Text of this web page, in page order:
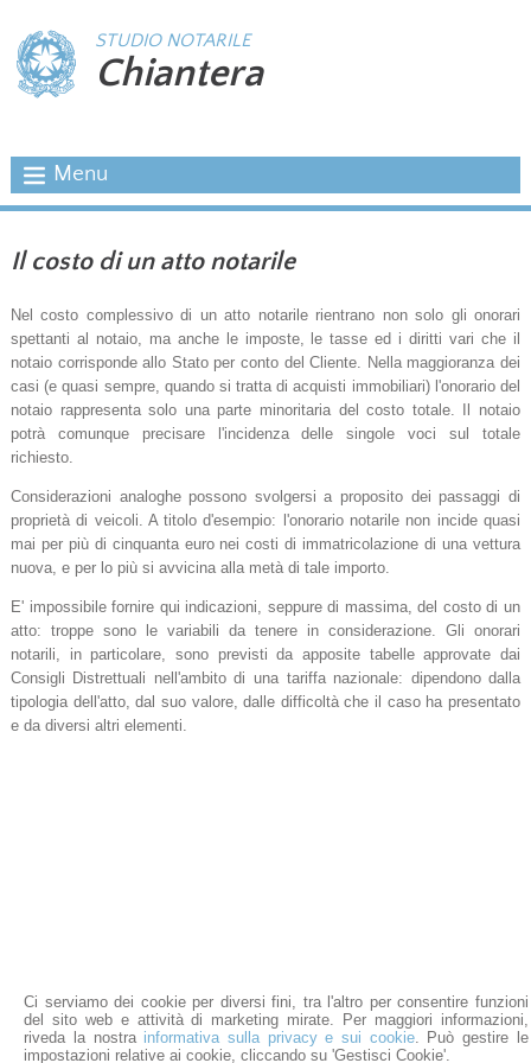
Ci serviamo dei cookie per diversi fini, tra l'altro per consentire funzioni
del sito web e attività di marketing mirate. Per maggiori informazioni,
riveda la nostra informativa sulla privacy e sui cookie. Può gestire le
impostazioni relative ai cookie, cliccando su 'Gestisci Cookie'.
STUDIO NOTARILE
Chiantera
Menu
Il costo di un atto notarile
Nel costo complessivo di un atto notarile rientrano non solo gli onorari
spettanti al notaio, ma anche le imposte, le tasse ed i diritti vari che il
notaio corrisponde allo Stato per conto del Cliente. Nella maggioranza dei
casi (e quasi sempre, quando si tratta di acquisti immobiliari) l'onorario del
notaio rappresenta solo una parte minoritaria del costo totale. Il notaio
potrà comunque precisare l'incidenza delle singole voci sul totale
richiesto.
Considerazioni analoghe possono svolgersi a proposito dei passaggi di
proprietà di veicoli. A titolo d'esempio: l'onorario notarile non incide quasi
mai per più di cinquanta euro nei costi di immatricolazione di una vettura
nuova, e per lo più si avvicina alla metà di tale importo.
E' impossibile fornire qui indicazioni, seppure di massima, del costo di un
atto: troppe sono le variabili da tenere in considerazione. Gli onorari
notarili, in particolare, sono previsti da apposite tabelle approvate dai
Consigli Distrettuali nell'ambito di una tariffa nazionale: dipendono dalla
tipologia dell'atto, dal suo valore, dalle difficoltà che il caso ha presentato
e da diversi altri elementi.
Studio Notarile Chiantera
Sede: Via Toledo, 306 - Napoli -80132 Napoli (Na)
Tel: 081-401711 / 081-403075 Fax: 081/19722858